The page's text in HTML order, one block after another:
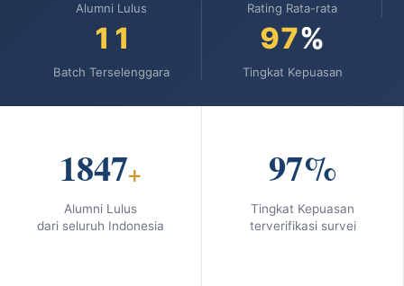
Alumni Lulus Rating Rata-rata
11
Batch Terselenggara
97%
Tingkat Kepuasan
1847+
Alumni Lulus
dari seluruh Indonesia
97%
Tingkat Kepuasan
terverifikasi survei